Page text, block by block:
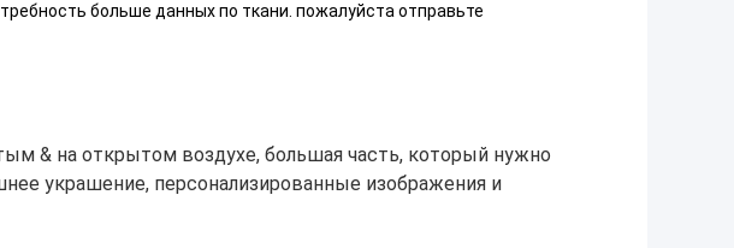
больше данных по ткани. пожалуйста отправьте
& на открытом воздухе, большая часть, который нужно
украшение, персонализированные изображения и